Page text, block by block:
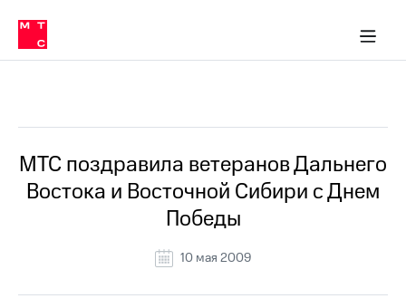
Медиа-центр
и акционерам
Устойчивое развитие
Комплаенс и деловая этика
компании
Карьера
История
компании
информация
в МТС
Пресс-
релизы
о технологиях
МТС поздравила ветеранов Дальнего
Востока и Восточной Сибири с Днем
Победы
10 мая 2009